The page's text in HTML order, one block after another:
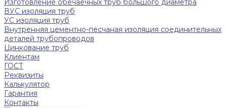
Изготовление обечаечных труб большого диаметра
ВУС изоляция труб
УС изоляция труб
Внутренняя цементно-песчаная изоляция соединительных
деталей трубопроводов
Цинкование труб
Клиентам
ГОСТ
Реквизиты
Калькулятор
Гарантия
Контакты